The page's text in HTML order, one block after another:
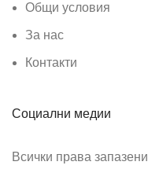
Общи условия
За нас
Контакти
Социални медии
Всички права запазени